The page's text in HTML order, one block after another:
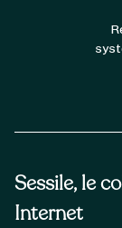
Sessile, le
Internet